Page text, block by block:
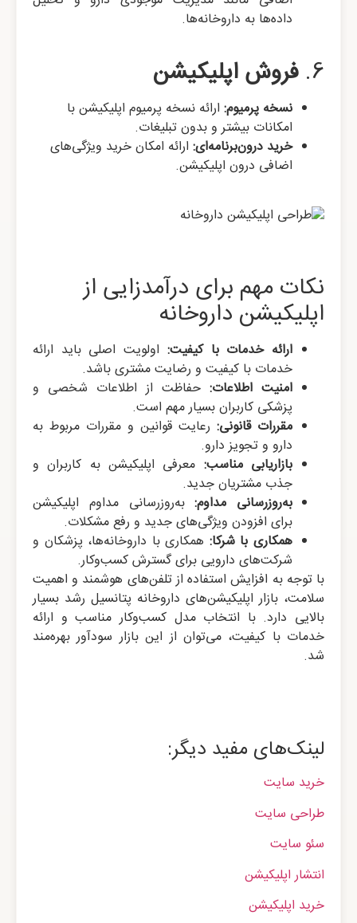
داده‌ها به داروخانه‌ها.
فروش اپلیکیشن
نسخه پرمیوم:ارائه نسخه پرمیوم اپلیکیشن با
امکانات بیشتر و بدون تبلیغات.
خرید درون‌برنامه‌ای:ارائه امکان خرید ویژگی‌های
اضافی درون اپلیکیشن.
نکات مهم برای درآمدزایی از
اپلیکیشن داروخانه
ارائه خدمات با کیفیت:اولویت اصلی باید ارائه
خدمات با کیفیت و رضایت مشتری باشد.
امنیت اطلاعات:حفاظت از اطلاعات شخصی و
پزشکی کاربران بسیار مهم است.
مقررات قانونی:رعایت قوانین و مقررات مربوط به
دارو و تجویز دارو.
بازاریابی مناسب:معرفی اپلیکیشن به کاربران و
جذب مشتریان جدید.
به‌روزرسانی مداوم:به‌روزرسانی مداوم اپلیکیشن
برای افزودن ویژگی‌های جدید و رفع مشکلات.
همکاری با شرکا:همکاری با داروخانه‌ها، پزشکان و
شرکت‌های دارویی برای گسترش کسب‌وکار.
با توجه به افزایش استفاده از تلفن‌های هوشمند و اهمیت
سلامت، بازار اپلیکیشن‌های داروخانه پتانسیل رشد بسیار
بالایی دارد. با انتخاب مدل کسب‌وکار مناسب و ارائه
خدمات با کیفیت، می‌توان از این بازار سودآور بهره‌مند
شد.
لینک‌های مفید دیگر:
خرید سایت
طراحی سایت
سئو سایت
انتشار اپلیکیشن
خرید اپلیکیشن